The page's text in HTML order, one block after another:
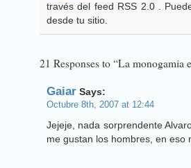
través del feed RSS 2.0 .
desde tu sitio.
21 Responses to “La monogamia
Gaiar Says:
Octubre 8th, 2007 at 12:44
Jejeje, nada sorprendente
me gustan los hombres, en eso